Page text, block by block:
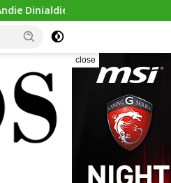
Pendaftaran Calon Ketua
close